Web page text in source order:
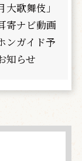
歌舞伎」
寄ナビ動画
ンガイド予
知らせ